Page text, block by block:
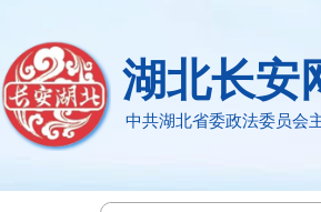
湖北长安
中共湖北省委政法委员会